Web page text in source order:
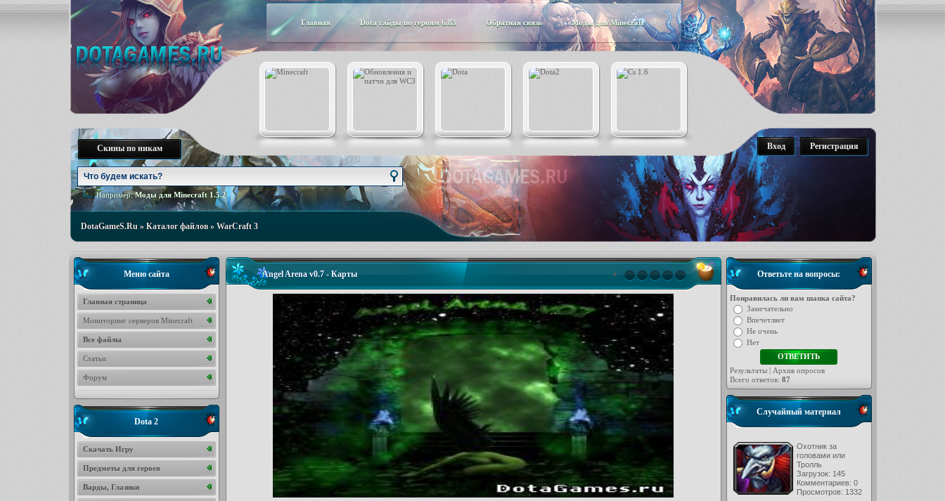
Главная Dota гайды по героям 6.83 Обратная связь Моды для Minecraft
Регистрация
Вход
Скины по никам
Например:Моды для Minecraft 1.5.2
DotaGameS.Ru» Каталог файлов» WarCraft 3
Angel Arena v0.7 - Карты Ответьте на вопросы:
Понравилась ли вам шапка сайта?
Замечательно
Впечетляет
Не очень
Нет
Результаты| Архив опросов
Всего ответов: 87
Случайный материал
Охотник за
головами или
Тролль
Загрузок: 145
Комментариев: 0
Просмотров: 1332
Меню сайта
Главная страница
Мониторинг серверов Minecraft
Все файлы
Статьи
Форум
Dota 2
Скачать Игру
Предметы для героев
Варды, Глазики